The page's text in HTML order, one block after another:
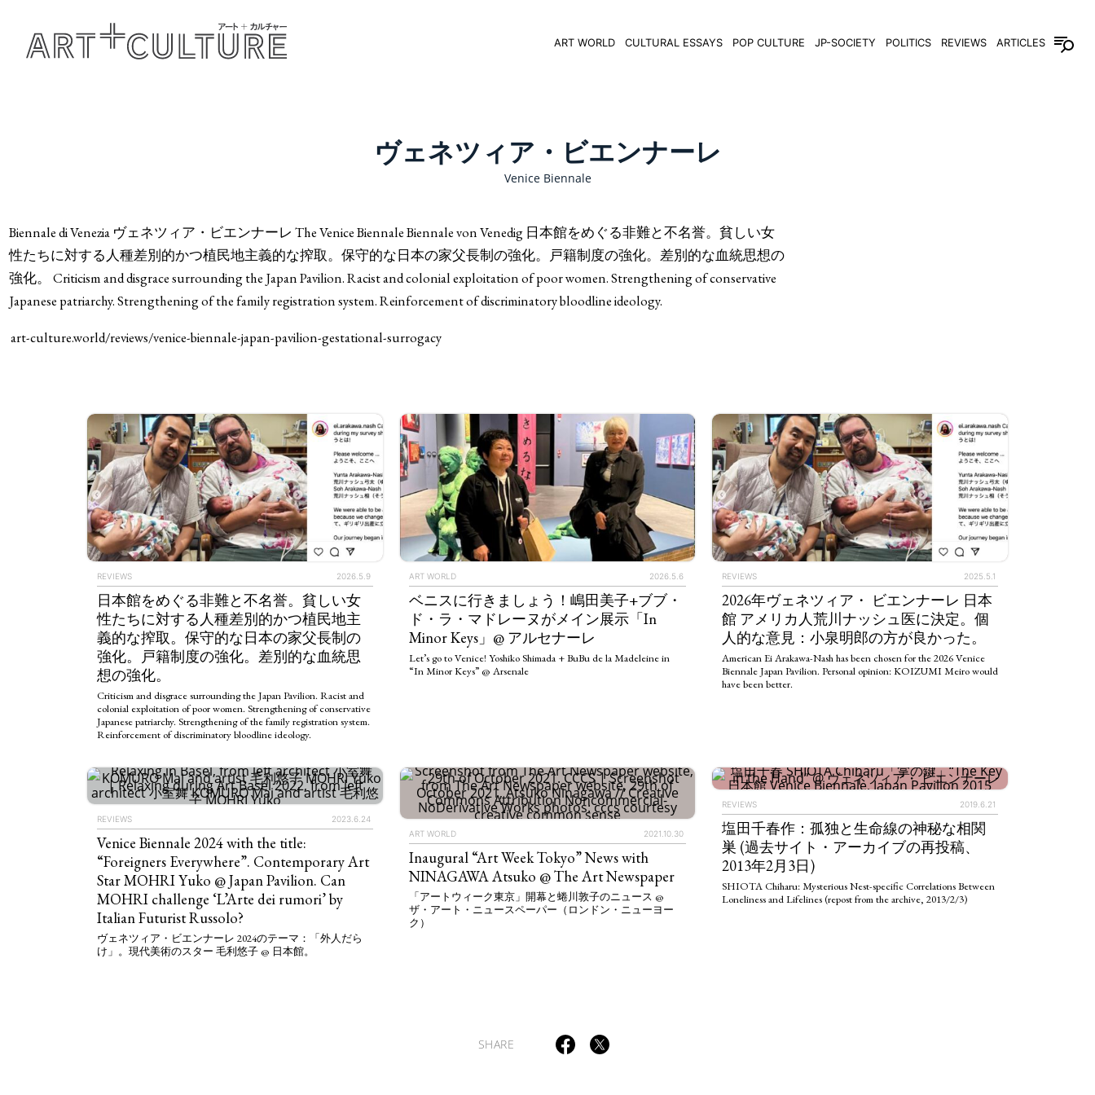
ART WORLD CULTURAL ESSAYS POP CULTURE JP-SOCIETY POLITICS REVIEWS ARTICLES
TAGS PEOPLE RANKING
ART WORLD CULTURAL ESSAYS POP CULTURE JP-SOCIETY POLITICS
ヴェネツィア・ビエンナーレ
Venice Biennale
Biennale di Venezia ヴェネツィア・ビエンナーレ The Venice Biennale Biennale von Venedig 日本館をめぐる非難と不名誉。貧しい女
性たちに対する人種差別的かつ植民地主義的な搾取。保守的な日本の家父長制の強化。戸籍制度の強化。差別的な血統思想の
強化。 Criticism and disgrace surrounding the Japan Pavilion. Racist and colonial exploitation of poor women. Strengthening of conservative
Japanese patriarchy. Strengthening of the family registration system. Reinforcement of discriminatory bloodline ideology.
art-culture.world/reviews/venice-biennale-japan-pavilion-gestational-surrogacy
REVIEWS 2026.5.9
日本館をめぐる非難と不名誉。貧しい女
性たちに対する人種差別的かつ植民地主
義的な搾取。保守的な日本の家父長制の
強化。戸籍制度の強化。差別的な血統思
想の強化。
Criticism and disgrace surrounding the Japan Pavilion. Racist and
colonial exploitation of poor women. Strengthening of conservative
Japanese patriarchy. Strengthening of the family registration system.
Reinforcement of discriminatory bloodline ideology.
ART WORLD 2026.5.6
ベニスに行きましょう！嶋田美子+ブブ・
ド・ラ・マドレーヌがメイン展示「In
Minor Keys」@ アルセナーレ
Let’s go to Venice! Yoshiko Shimada + BuBu de la Madeleine in
“In Minor Keys” @ Arsenale
REVIEWS 2025.5.1
2026年ヴェネツィア・ ビエンナーレ 日本
館 アメリカ人荒川ナッシュ医に決定。個
人的な意見：小泉明郎の方が良かった。
American Ei Arakawa-Nash has been chosen for the 2026 Venice
Biennale Japan Pavilion. Personal opinion: KOIZUMI Meiro would
have been better.
REVIEWS 2023.6.24
Venice Biennale 2024 with the title:
“Foreigners Everywhere”. Contemporary Art
Star MOHRI Yuko @ Japan Pavilion. Can
MOHRI challenge ‘L’Arte dei rumori’ by
Italian Futurist Russolo?
ヴェネツィア・ビエンナーレ 2024のテーマ：「外人だら
け」。現代美術のスター 毛利悠子 @ 日本館。
ART WORLD 2021.10.30
Inaugural “Art Week Tokyo” News with
NINAGAWA Atsuko @ The Art Newspaper
「アートウィーク東京」開幕と蜷川敦子のニュース @
ザ・アート・ニュースペーパー（ロンドン・ニューヨー
ク）
REVIEWS 2019.6.21
塩田千春作：孤独と生命線の神秘な相関
巣 (過去サイト・アーカイブの再投稿、
2013年2月3日)
SHIOTA Chiharu: Mysterious Nest-specific Correlations Between
Loneliness and Lifelines (repost from the archive, 2013/2/3)
SHARE